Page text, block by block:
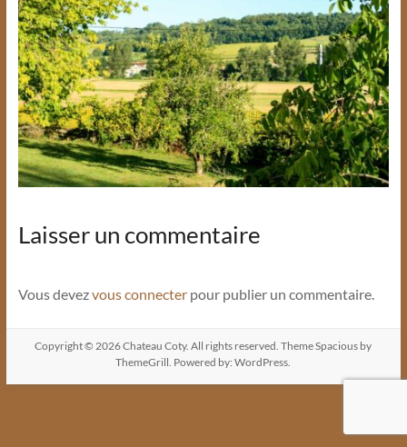
Laisser un commentaire
Vous devezvous connecterpour publier un commentaire.
Copyright © 2026Chateau Coty. All rights reserved. ThemeSpacious by
ThemeGrill. Powered by:WordPress.